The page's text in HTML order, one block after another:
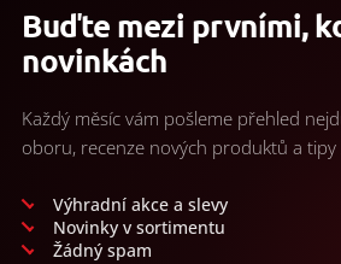
Buďte mezi prvními,
novinkách
Každý měsíc vám pošleme přehled
oboru, recenze nových produktů a
Výhradní akce a slevy
Novinky v sortimentu
Žádný spam